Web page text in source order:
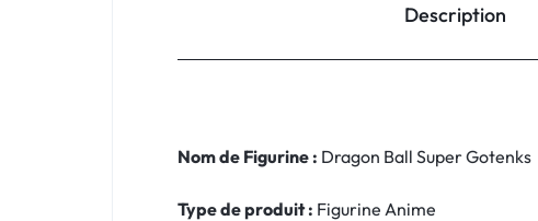
Description
Nom de Figurine : Dragon Ball Super Gotenks
Type de produit : Figurine Anime